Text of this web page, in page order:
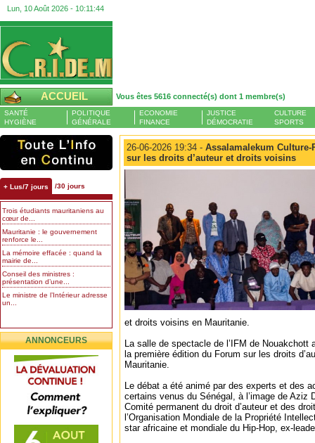
Lun, 10 Août 2026 - 10:11:44
ACCUEIL Vous êtes 5616 connecté(s) dont 1 membre(s)
SANTÉ
HYGIÈNE
POLITIQUE
GÉNÉRALE
ECONOMIE
FINANCE
JUSTICE
DÉMOCRATIE
CULTURE
SPORTS
+ Lus/7 jours /30 jours
Trois étudiants mauritaniens au
cœur de...
Mauritanie : le gouvernement
renforce le...
La mémoire effacée : quand la
mairie de...
Conseil des ministres :
présentation d’une...
Le ministre de l’Intérieur adresse
un...
ANNONCEURS
26-06-2026 19:34 - Assalamalekum
sur les droits d’auteur et droits voisins
et droits voisins en Mauritanie.
La salle de spectacle de l’IFM de Nouakchott
la première édition du Forum sur les droits
Mauritanie.
Le débat a été animé par des experts et des
certains venus du Sénégal, à l’image de Aziz
Comité permanent du droit d’auteur et des
l’Organisation Mondiale de la Propriété
star africaine et mondiale du Hip-Hop, ex-